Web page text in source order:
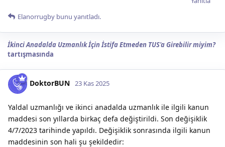
Elanorrugby bunu yanıtladı.
İkinci Anadalda Uzmanlık İçin İstifa Etmeden TUS'a Girebilir miyim?
tartışmasında
DoktorBUN 23 Kas 2025
Yaldal uzmanlığı ve ikinci anadalda uzmanlık ile ilgili kanun
maddesi son yıllarda birkaç defa değiştirildi. Son değişiklik
4/7/2023 tarihinde yapıldı. Değişiklik sonrasında ilgili kanun
maddesinin son hali şu şekildedir: